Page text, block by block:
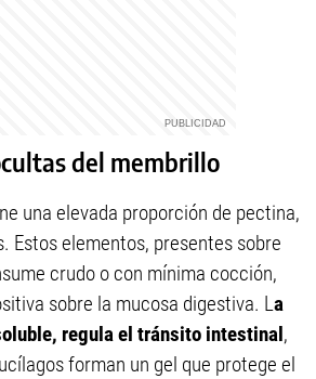
del membrillo
una elevada proporción de pectina,
Estos elementos, presentes sobre
crudo o con mínima cocción,
sobre la mucosa digestiva. La
regula el tránsito intestinal,
forman un gel que protege el